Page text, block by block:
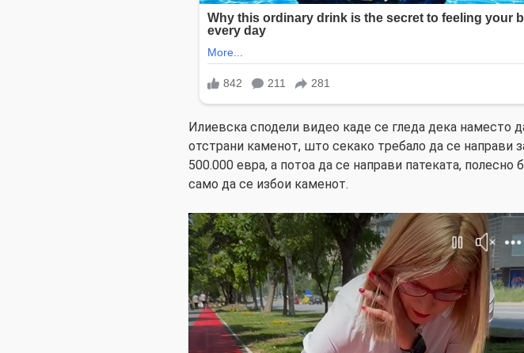
Илиевска сподели видео каде се гледа дека наместо
отстрани каменот, што секако требало да се направи
500.000 евра, а потоа да се направи патеката, полесно
само да се избои каменот.